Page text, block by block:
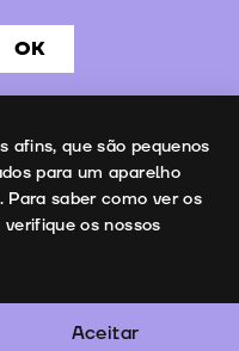
OK
de Uso
afins, que são pequenos
para um aparelho
saber como ver os
os nossos
Aceitar